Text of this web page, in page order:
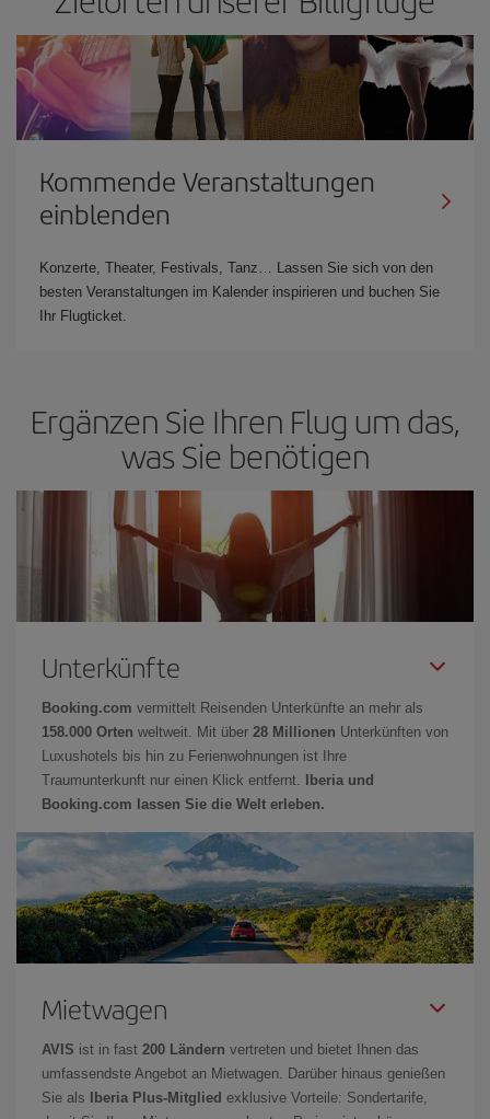
Kommende Veranstaltungen
einblenden
Konzerte, Theater, Festivals, Tanz… Lassen Sie sich von den
besten Veranstaltungen im Kalender inspirieren und buchen Sie
Ihr Flugticket.
Ergänzen Sie Ihren Flug um das,
was Sie benötigen
Unterkünfte
Booking.com vermittelt Reisenden Unterkünfte an mehr als
158.000 Orten weltweit. Mit über 28 Millionen Unterkünften von
Luxushotels bis hin zu Ferienwohnungen ist Ihre
Traumunterkunft nur einen Klick entfernt.
Iberia und
Booking.com lassen Sie die Welt erleben.
Mietwagen
AVIS ist in fast 200 Ländern vertreten und bietet Ihnen das
umfassendste Angebot an Mietwagen. Darüber hinaus genießen
Sie als
Iberia Plus-Mitglied exklusive Vorteile: Sondertarife,